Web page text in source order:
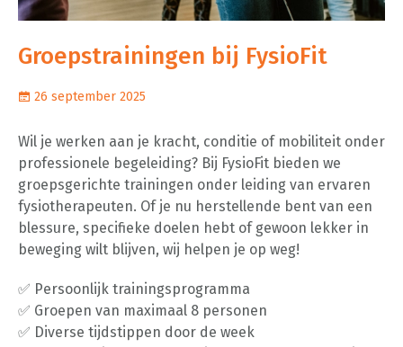
Groepstrainingen bij FysioFit
26 september 2025
Wil je werken aan je kracht, conditie of mobiliteit onder
professionele begeleiding? Bij FysioFit bieden we
groepsgerichte trainingen onder leiding van ervaren
fysiotherapeuten. Of je nu herstellende bent van een
blessure, specifieke doelen hebt of gewoon lekker in
beweging wilt blijven, wij helpen je op weg!
✅ Persoonlijk trainingsprogramma
✅ Groepen van maximaal 8 personen
✅ Diverse tijdstippen door de week